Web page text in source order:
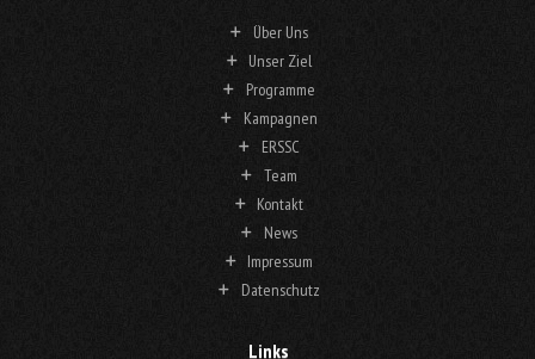
Über Uns
Unser Ziel
Programme
Kampagnen
ERSSC
Team
Kontakt
News
Impressum
Datenschutz
Links